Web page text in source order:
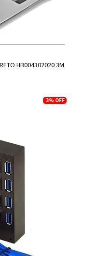
HB004302020 3M
3% OFF